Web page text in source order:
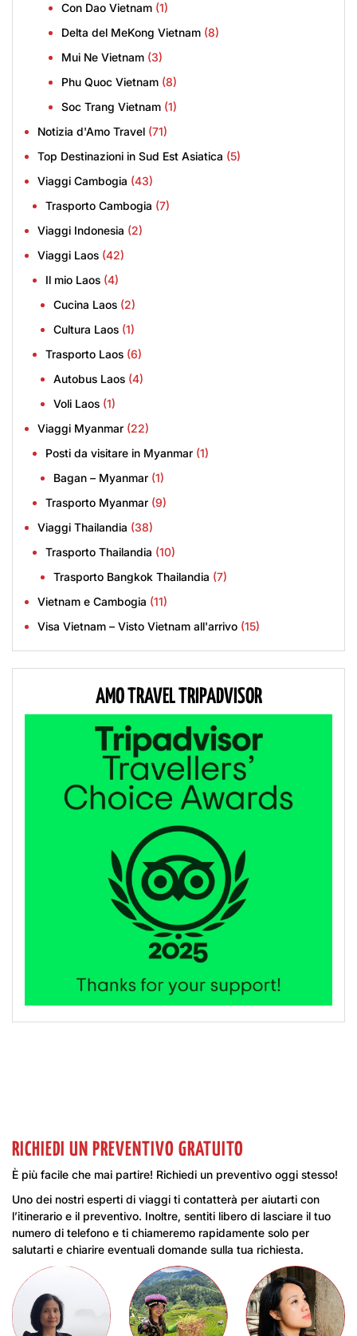
Con Dao Vietnam (1)
Delta del MeKong Vietnam (8)
Mui Ne Vietnam (3)
Phu Quoc Vietnam (8)
Soc Trang Vietnam (1)
Notizia d'Amo Travel (71)
Top Destinazioni in Sud Est Asiatica (5)
Viaggi Cambogia (43)
Trasporto Cambogia (7)
Viaggi Indonesia (2)
Viaggi Laos (42)
Il mio Laos (4)
Cucina Laos (2)
Cultura Laos (1)
Trasporto Laos (6)
Autobus Laos (4)
Voli Laos (1)
Viaggi Myanmar (22)
Posti da visitare in Myanmar (1)
Bagan – Myanmar (1)
Trasporto Myanmar (9)
Viaggi Thailandia (38)
Trasporto Thailandia (10)
Trasporto Bangkok Thailandia (7)
Vietnam e Cambogia (11)
Visa Vietnam – Visto Vietnam all'arrivo (15)
AMO TRAVEL TRIPADVISOR
RICHIEDI UN PREVENTIVO GRATUITO
È più facile che mai partire! Richiedi un preventivo oggi stesso!
Uno dei nostri esperti di viaggi ti contatterà per aiutarti con
l’itinerario e il preventivo. Inoltre, sentiti libero di lasciare il tuo
numero di telefono e ti chiameremo rapidamente solo per
salutarti e chiarire eventuali domande sulla tua richiesta.